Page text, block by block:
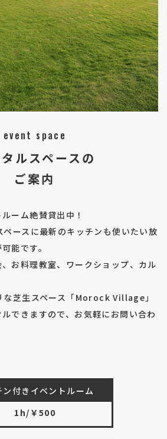
event space
ルスペースの
ご案内
ーム絶賛貸出中！
ースに最新のキッチンも使いたい放
能です。
お料理教室、ワークショップ、カル
な芝生スペース「Morock Village」
できますので、お気軽にお問い合わ
ン付きイベントルーム
1h/￥500